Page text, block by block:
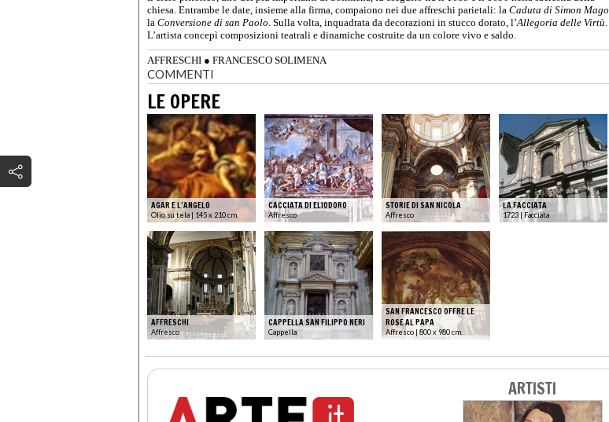
chiesa. Entrambe le date, insieme alla firma, compaiono nei due affreschi parietali: la Caduta di Simon Mago
la Conversione di san Paolo. Sulla volta, inquadrata da decorazioni in stucco dorato, l’Allegoria delle Virtù.
L’artista concepì composizioni teatrali e dinamiche costruite da un colore vivo e saldo.
AFFRESCHI ● FRANCESCO SOLIMENA
COMMENTI
LE OPERE
AGAR E L’ANGELO
Olio su tela | 145 x 210 cm.
CACCIATA DI ELIODORO
Affresco
STORIE DI SAN NICOLA
Affresco
LA FACCIATA
1723 | Facciata
AFFRESCHI
Affresco
CAPPELLA SAN FILIPPO NERI
Cappella
SAN FRANCESCO OFFRE LE
ROSE AL PAPA
Affresco | 800 x 980 cm.
ARTISTI